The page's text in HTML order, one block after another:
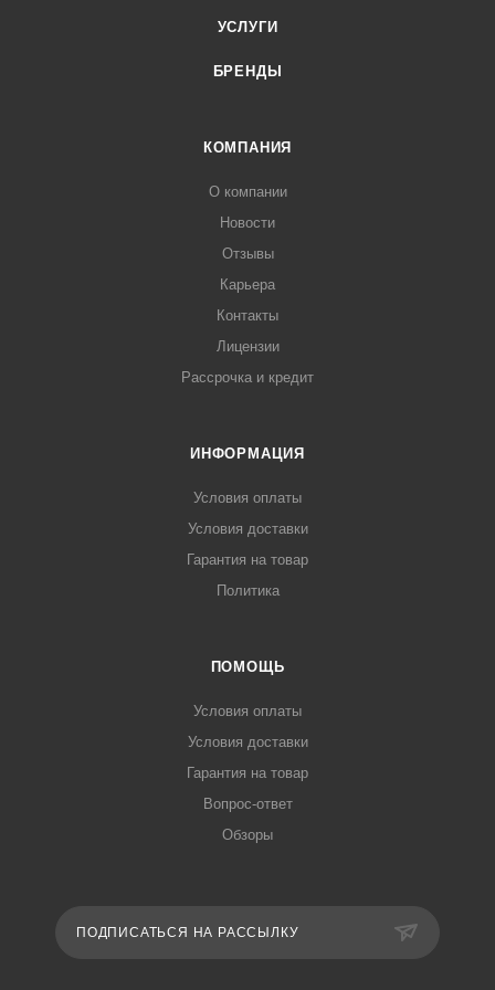
УСЛУГИ
БРЕНДЫ
КОМПАНИЯ
О компании
Новости
Отзывы
Карьера
Контакты
Лицензии
Рассрочка и кредит
ИНФОРМАЦИЯ
Условия оплаты
Условия доставки
Гарантия на товар
Политика
ПОМОЩЬ
Условия оплаты
Условия доставки
Гарантия на товар
Вопрос-ответ
Обзоры
ПОДПИСАТЬСЯ НА РАССЫЛКУ